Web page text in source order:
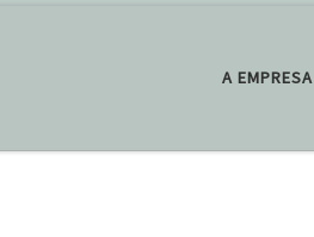
A EMPRESA